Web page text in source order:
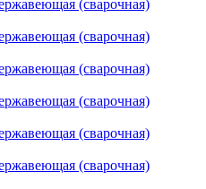
(сварочная)
(сварочная)
(сварочная)
(сварочная)
(сварочная)
(сварочная)